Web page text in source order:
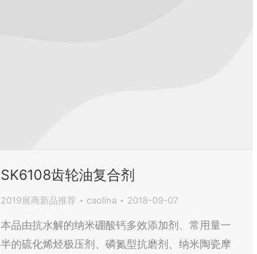
SK6108齿轮油复合剂
2019展商新品推荐 caolina 2018-09-07
本品由抗水解的纳米硼酸钙多效添加剂、常用量一
半的硫化烯烃极压剂、磷氮型抗磨剂、纳米陶瓷摩